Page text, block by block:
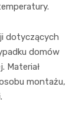
dotyczących
domów
Materiał
montażu,